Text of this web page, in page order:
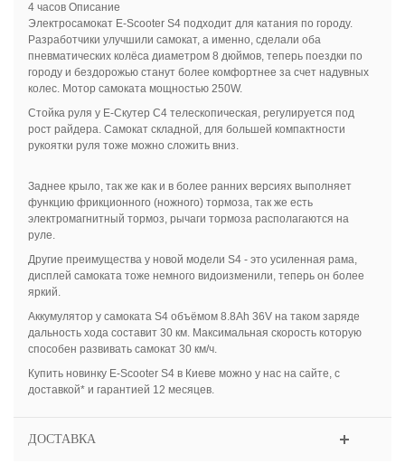
4 часов Описание
Электросамокат E-Scooter S4 подходит для катания по городу.
Разработчики улучшили самокат, а именно, сделали оба
пневматических колёса диаметром 8 дюймов, теперь поездки по
городу и бездорожью станут более комфортнее за счет надувных
колес. Мотор самоката мощностью 250W.
Стойка руля у Е-Скутер С4 телескопическая, регулируется под
рост райдера. Самокат складной, для большей компактности
рукоятки руля тоже можно сложить вниз.
Заднее крыло, так же как и в более ранних версиях выполняет
функцию фрикционного (ножного) тормоза, так же есть
электромагнитный тормоз, рычаги тормоза располагаются на
руле.
Другие преимущества у новой модели S4 - это усиленная рама,
дисплей самоката тоже немного видоизменили, теперь он более
яркий.
Аккумулятор у самоката S4 объёмом 8.8Ah 36V на таком заряде
дальность хода составит 30 км. Максимальная скорость которую
способен развивать самокат 30 км/ч.
Купить новинку E-Scooter S4 в Киеве можно у нас на сайте, с
доставкой* и гарантией 12 месяцев.
ДОСТАВКА